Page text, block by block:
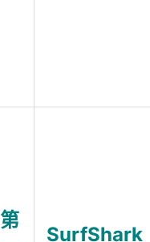
第
SurfShark